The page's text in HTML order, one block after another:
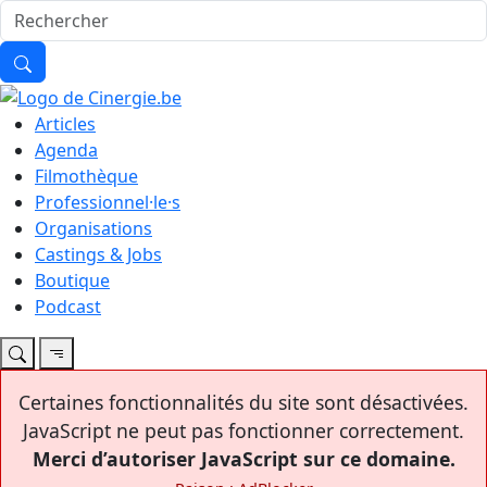
Articles
Agenda
Filmothèque
Professionnel·le·s
Organisations
Castings & Jobs
Boutique
Podcast
Certaines fonctionnalités du site sont désactivées.
JavaScript ne peut pas fonctionner correctement.
Merci d’autoriser JavaScript sur ce domaine.